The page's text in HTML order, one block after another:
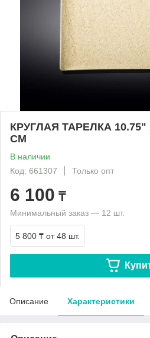
КРУГЛАЯ ТАРЕЛКА 10.75"
CM
В наличии
Код: 661307
Только опт
6 100 ₸
Минимальный заказ — 12 шт.
5 800 ₸ от 48 шт.
Описание Характеристики